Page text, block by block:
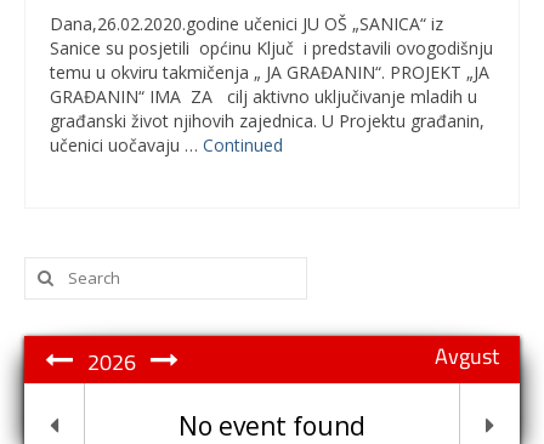
Dana,26.02.2020.godine učenici JU OŠ „SANICA“ iz
Sanice su posjetili općinu Ključ i predstavili ovogodišnju
temu u okviru takmičenja „ JA GRAĐANIN“. PROJEKT „JA
GRAĐANIN“ IMA ZA cilj aktivno uključivanje mladih u
građanski život njihovih zajednica. U Projektu građanin,
učenici uočavaju … Continued
Search
for:
Avgust
2026
No event found